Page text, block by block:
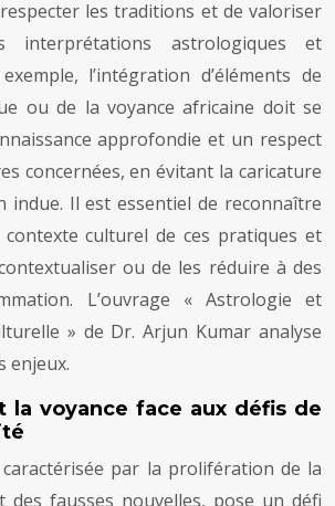
les traditions et de valoriser
interprétations astrologiques et
l’intégration d’éléments de
ou de la voyance africaine doit se
approfondie et un respect
concernées, en évitant la caricature
indue. Il est essentiel de reconnaître
culturel de ces pratiques et
ou de les réduire à des
L’ouvrage « Astrologie et
» de Dr. Arjun Kumar analyse
enjeux.
la voyance face aux défis de
caractérisée par la prolifération de la
des fausses nouvelles, pose un défi